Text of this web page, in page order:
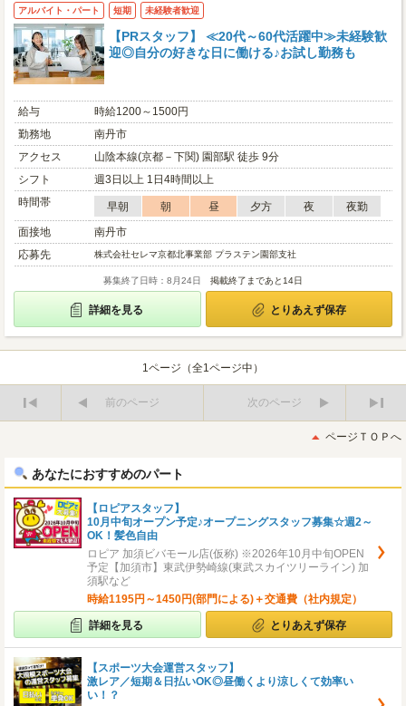
アルバイト・パート 短期 未経験者歓迎
【PRスタッフ】 ≪20代～60代活躍中≫未経験歓
迎◎自分の好きな日に働ける♪お試し勤務も
給与
時給1200～1500円
勤務地
南丹市
アクセス
山陰本線(京都－下関) 園部駅 徒歩 9分
シフト
週3日以上 1日4時間以上
時間帯
早朝 朝 昼 夕方 夜
夜勤
面接地
南丹市
応募先
株式会社セレマ京都北事業部 プラステン園部支社
募集終了日時：8月24日 掲載終了まであと14日
詳細を見る とりあえず保存
1ページ（全1ページ中）
前のページ
次のページ
後
ページＴＯＰへ
あなたにおすすめのパート
【ロピアスタッフ】
10月中旬オープン予定♪オープニングスタッフ募集☆週2～
OK！髪色自由
ロピア 加須ビバモール店(仮称) ※2026年10月中旬OPEN
予定【加須市】東武伊勢崎線(東武スカイツリーライン) 加
須駅など
時給1195円～1450円(部門による)＋交通費（社内規定）
詳細を見る とりあえず保存
【スポーツ大会運営スタッフ】
激レア／短期＆日払いOK◎昼働くより涼しくて効率い
い！？